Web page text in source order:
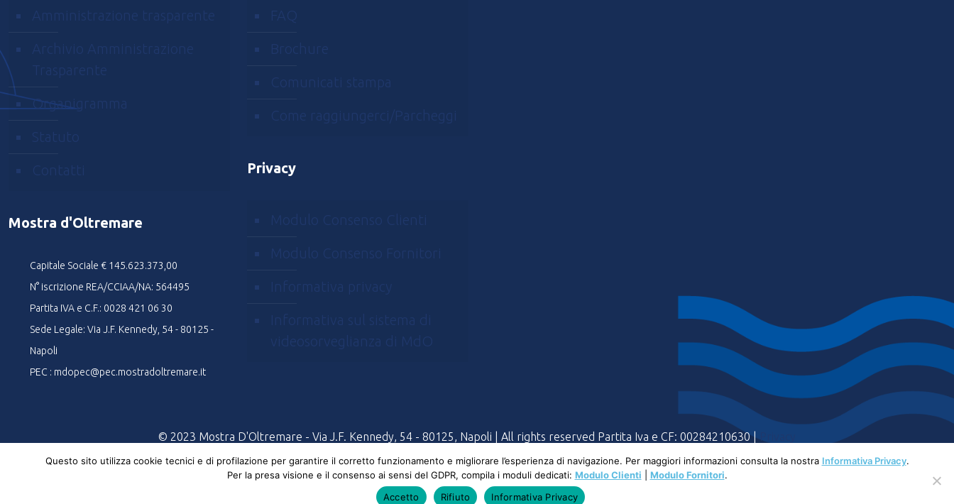
Amministrazione trasparente
Archivio Amministrazione
Trasparente
Organigramma
Statuto
Contatti
Mostra d'Oltremare
Capitale Sociale € 145.623.373,00
N° iscrizione REA/CCIAA/NA: 564495
Partita IVA e C.F.: 0028 421 06 30
Sede Legale: Via J.F. Kennedy, 54 - 80125 -
Napoli
PEC : mdopec@pec.mostradoltremare.it
FAQ
Brochure
Comunicati stampa
Come raggiungerci/Parcheggi
Privacy
Modulo Consenso Clienti
Modulo Consenso Fornitori
Informativa privacy
Informativa sul sistema di
videosorveglianza di MdO
© 2023 Mostra D'Oltremare - Via J.F. Kennedy, 54 - 80125, Napoli | All rights reserved Partita Iva e CF: 00284210630 |Privacy
Questo sito utilizza cookie tecnici e di profilazione per garantire il corretto funzionamento e migliorare l’esperienza di navigazione. Per maggiori informazioni consulta la nostra Informativa Privacy.
Per la presa visione e il consenso ai sensi del GDPR, compila i moduli dedicati: Modulo Clienti Modulo Fornitori.
Accetto
Rifiuto Informativa Privacy